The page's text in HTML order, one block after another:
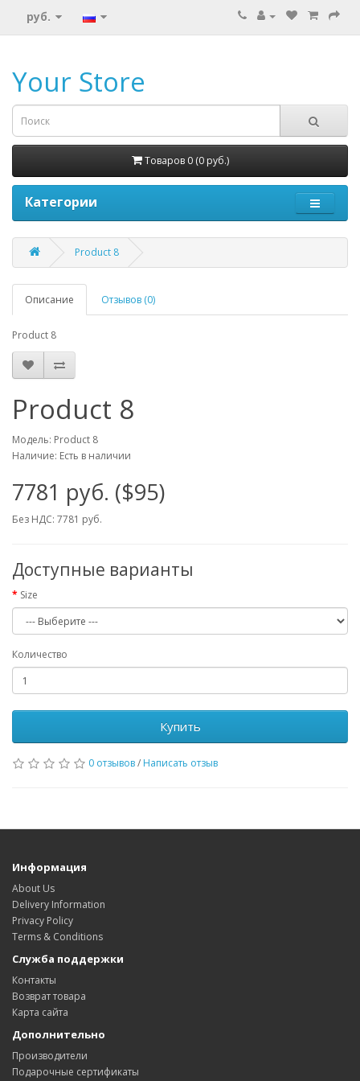
руб.
Your Store
Товаров 0 (0 руб.)
Категории
Product 8
Описание Отзывов (0)
Product 8
Product 8
Модель: Product 8
Наличие: Есть в наличии
7781 руб. ($95)
Без НДС: 7781 руб.
Доступные варианты
Size
Количество
Купить
0 отзывов/ Написать отзыв
Информация
About Us
Delivery Information
Privacy Policy
Terms & Conditions
Служба поддержки
Контакты
Возврат товара
Карта сайта
Дополнительно
Производители
Подарочные сертификаты